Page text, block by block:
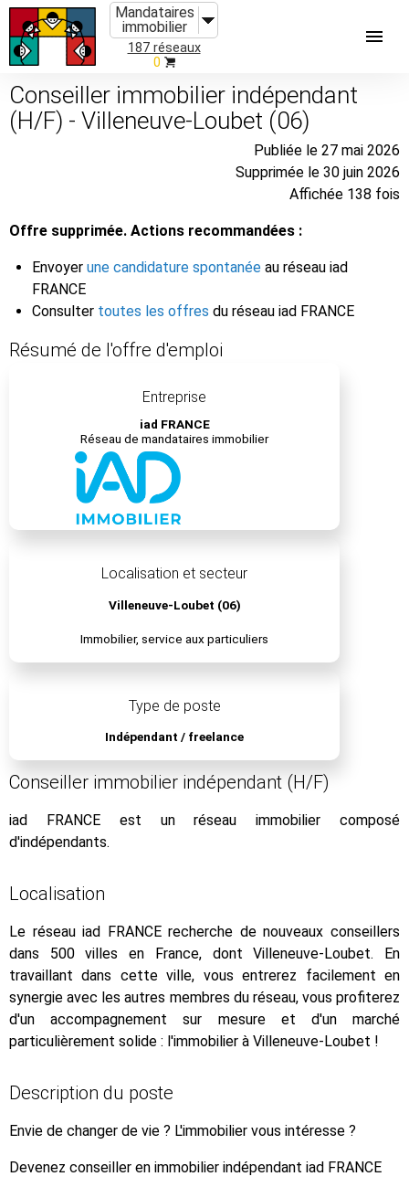
Mandataires
immobilier
187 réseaux
0
Conseiller immobilier indépendant
(H/F) - Villeneuve-Loubet (06)
Publiée le 27 mai 2026
Supprimée le 30 juin 2026
Affichée 138 fois
Offre supprimée. Actions recommandées :
Envoyer une candidature spontanée au réseau iad
FRANCE
Consulter toutes les offres du réseau iad FRANCE
Résumé de l'offre d'emploi
Entreprise
iad FRANCE
Réseau de mandataires immobilier
Localisation et secteur
Villeneuve-Loubet (06)
Immobilier, service aux particuliers
Type de poste
Indépendant / freelance
Conseiller immobilier indépendant (H/F)
iad FRANCE est un réseau immobilier composé
d'indépendants.
Localisation
Le réseau iad FRANCE recherche de nouveaux conseillers
dans 500 villes en France, dont Villeneuve-Loubet. En
travaillant dans cette ville, vous entrerez facilement en
synergie avec les autres membres du réseau, vous profiterez
d'un accompagnement sur mesure et d'un marché
particulièrement solide : l'immobilier à Villeneuve-Loubet !
Description du poste
Envie de changer de vie ? L'immobilier vous intéresse ?
Devenez conseiller en immobilier indépendant iad FRANCE